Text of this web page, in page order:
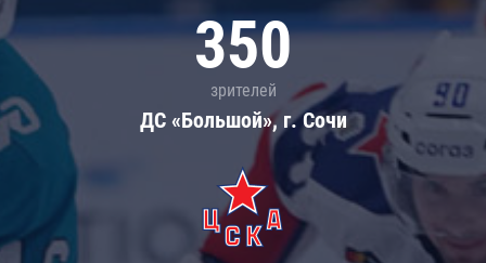
350
зрителей
ДС «Большой», г. Сочи